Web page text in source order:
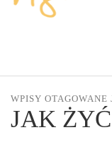
WPISY OTAGOWANE
JAK